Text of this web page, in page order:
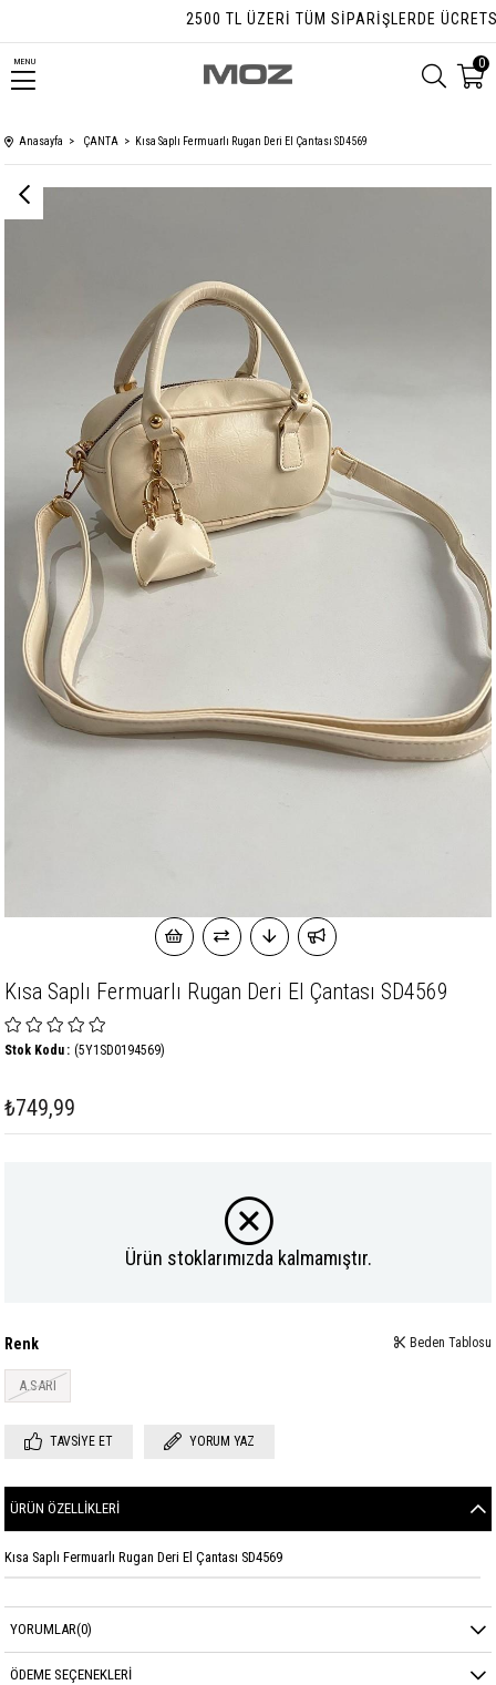
2500 TL ÜZERI TÜM SIPARIŞLERDE ÜCRETSIZ
MENU 0
Anasayfa ÇANTA Kısa Saplı Fermuarlı Rugan Deri El Çantası SD4569
Kısa Saplı Fermuarlı Rugan Deri El Çantası SD4569
(5Y1SD0194569)
Stok Kodu
₺749,99
Ürün stoklarımızda kalmamıştır.
Renk
A.SARI
Beden Tablosu
TAVSIYE ET YORUM YAZ
ÜRÜN ÖZELLIKLERI
Kısa Saplı Fermuarlı Rugan Deri El Çantası SD4569
YORUMLAR(0)
ÖDEME SEÇENEKLERI